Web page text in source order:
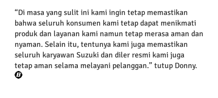
“Di masa yang sulit ini kami ingin tetap memastikan
bahwa seluruh konsumen kami tetap dapat menikmati
produk dan layanan kami namun tetap merasa aman dan
nyaman. Selain itu, tentunya kami juga memastikan
seluruh karyawan Suzuki dan diler resmi kami juga
tetap aman selama melayani pelanggan.” tutup Donny.